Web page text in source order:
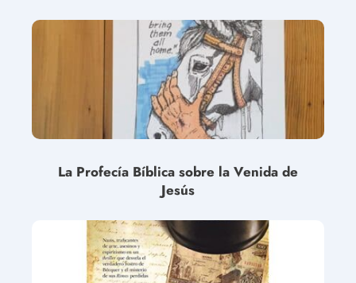
La Profecía Bíblica sobre la Venida de
Jesús